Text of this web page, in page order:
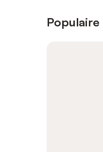
Populaire